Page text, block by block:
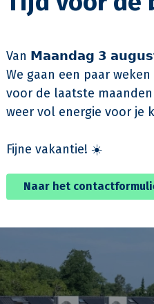
Van 𝗠𝗮𝗮𝗻𝗱𝗮𝗴 𝟯
We gaan een paar
voor de laatste
weer vol energie voor je
Fijne vakantie! ☀️
Naar het
De meeste huurders uit
in de woningen die in de
terugverhuizen als hun